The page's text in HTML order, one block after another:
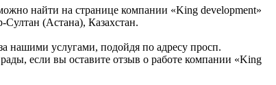
найти на странице компании «King development»
(Астана), Казахстан.
нашими услугами, подойдя по адресу просп.
если вы оставите отзыв о работе компании «King